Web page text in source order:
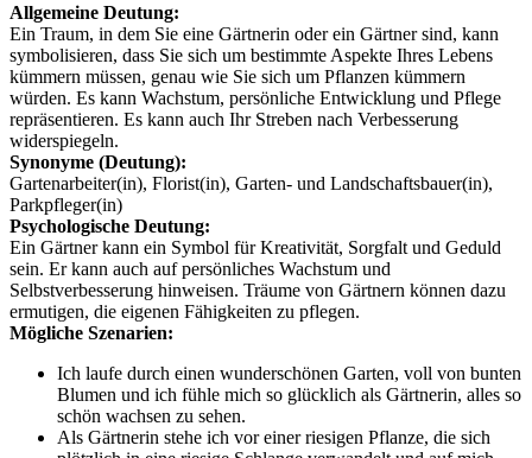
Allgemeine Deutung:
Ein Traum, in dem Sie eine Gärtnerin oder ein Gärtner sind, kann
symbolisieren, dass Sie sich um bestimmte Aspekte Ihres Lebens
kümmern müssen, genau wie Sie sich um Pflanzen kümmern
würden. Es kann Wachstum, persönliche Entwicklung und Pflege
repräsentieren. Es kann auch Ihr Streben nach Verbesserung
widerspiegeln.
Synonyme (Deutung):
Gartenarbeiter(in), Florist(in), Garten- und Landschaftsbauer(in),
Parkpfleger(in)
Psychologische Deutung:
Ein Gärtner kann ein Symbol für Kreativität, Sorgfalt und Geduld
sein. Er kann auch auf persönliches Wachstum und
Selbstverbesserung hinweisen. Träume von Gärtnern können dazu
ermutigen, die eigenen Fähigkeiten zu pflegen.
Mögliche Szenarien:
Ich laufe durch einen wunderschönen Garten, voll von bunten
Blumen und ich fühle mich so glücklich als Gärtnerin, alles so
schön wachsen zu sehen.
Als Gärtnerin stehe ich vor einer riesigen Pflanze, die sich